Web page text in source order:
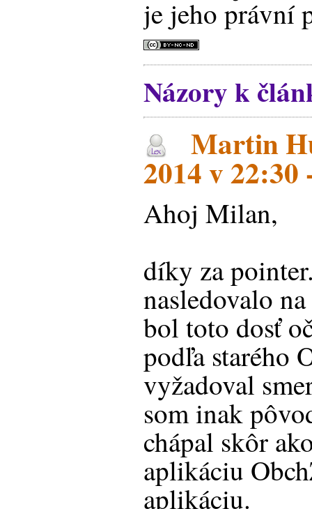
je jeho právní
Názory k
Martin
2014 v 22:30
Ahoj Milan,
díky za
nasledovalo
bol toto dosť
podľa starého
vyžadoval
som inak
chápal skôr
aplikáciu
aplikáciu.